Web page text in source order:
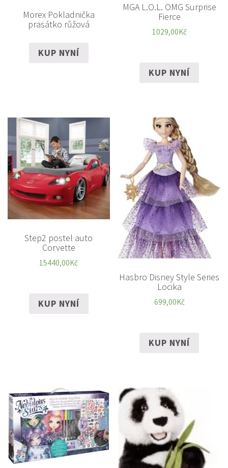
Morex Pokladnička
prasátko růžová
KUP NYNÍ
MGA L.O.L. OMG Surprise
Fierce
1029,00Kč
KUP NYNÍ
Step2 postel auto
Corvette
15440,00Kč
KUP NYNÍ
Hasbro Disney Style Series
Locika
699,00Kč
KUP NYNÍ